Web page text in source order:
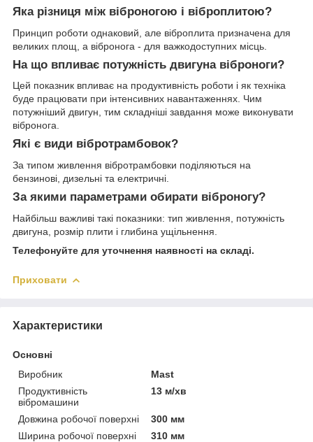
Яка різниця між віброногою і віброплитою?
Принцип роботи однаковий, але віброплита призначена для
великих площ, а вібронога - для важкодоступних місць.
На що впливає потужність двигуна віброноги?
Цей показник впливає на продуктивність роботи і як техніка
буде працювати при інтенсивних навантаженнях. Чим
потужніший двигун, тим складніші завдання може виконувати
вібронога.
Які є види вібротрамбовок?
За типом живлення вібротрамбовки поділяються на
бензинові, дизельні та електричні.
За якими параметрами обирати віброногу?
Найбільш важливі такі показники: тип живлення, потужність
двигуна, розмір плити і глибина ущільнення.
Телефонуйте для уточнення наявності на складі.
Приховати
Характеристики
Основні
Виробник
Mast
Продуктивність
вібромашини
13 м/хв
Довжина робочої поверхні
300 мм
Ширина робочої поверхні
310 мм